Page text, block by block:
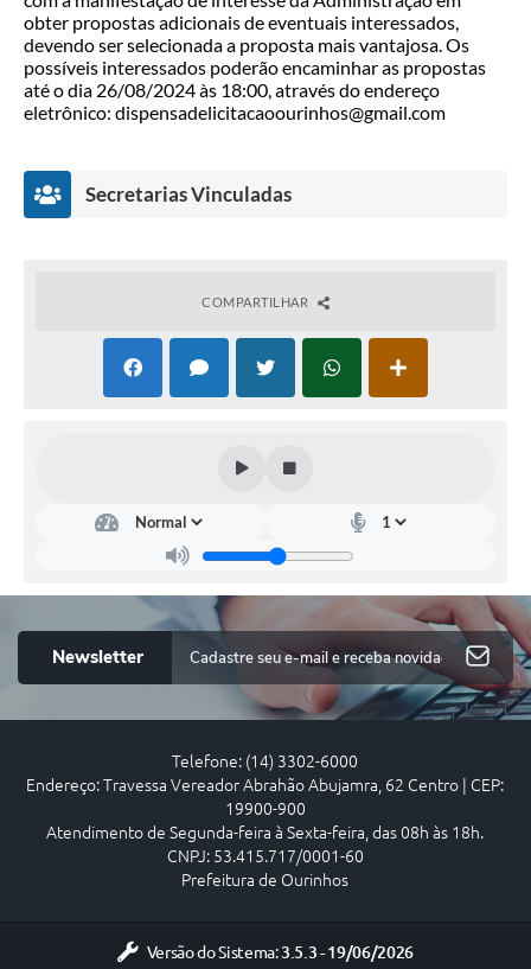
obter propostas adicionais de eventuais interessados,
devendo ser selecionada a proposta mais vantajosa. Os
possíveis interessados poderão encaminhar as propostas
até o dia 26/08/2024 às 18:00, através do endereço
eletrônico: dispensadelicitacaoourinhos@gmail.com
Secretarias Vinculadas
her
COMPARTILHAR
Newsletter
Telefone: (14) 3302-6000
Endereço: Travessa Vereador Abrahão Abujamra, 62 Centro | CEP:
19900-900
Atendimento de Segunda-feira à Sexta-feira, das 08h às 18h.
CNPJ: 53.415.717/0001-60
Prefeitura de Ourinhos
Versão do Sistema:3.5.3 - 19/06/2026